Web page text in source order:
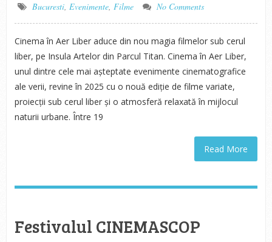
Bucuresti, Evenimente, Filme No Comments
Cinema în Aer Liber aduce din nou magia filmelor sub cerul
liber, pe Insula Artelor din Parcul Titan. Cinema în Aer Liber,
unul dintre cele mai așteptate evenimente cinematografice
ale verii, revine în 2025 cu o nouă ediție de filme variate,
proiecții sub cerul liber și o atmosferă relaxată în mijlocul
naturii urbane. Între 19
Read More
Festivalul CINEMASCOP